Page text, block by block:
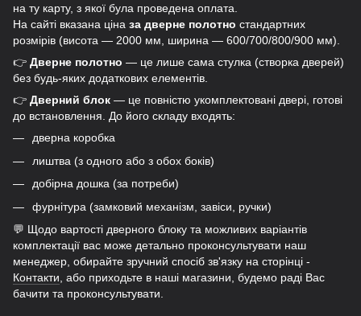
на ту карту, з якої була проведена оплата.
На сайті вказана ціна за дверне полотно стандартних
розмірів (висота — 2000 мм, ширина — 600/700/800/900 мм).
👉 Дверне полотно — це лише сама стулка (створка дверей)
без будь-яких додаткових елементів.
👉 Дверний блок — це повністю укомплектовані двері, готові
до встановлення. До його складу входять:
дверна коробка
лиштва (з одного або з обох боків)
добірна дошка (за потреби)
фурнітура (замковий механізм, завіси, ручки)
💬 Щодо вартості дверного блоку та можливих варіантів
комплектації вас може детально проконсультувати наш
менеджер, обирайте зручний спосіб зв'язку на сторінці -
Контакти , або приходьте в наші магазини, будемо раді Вас
бачити та проконсультувати.